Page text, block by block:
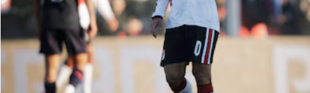
Árbitro: César Ceballo.
Estadio: "Guillermo Trama".